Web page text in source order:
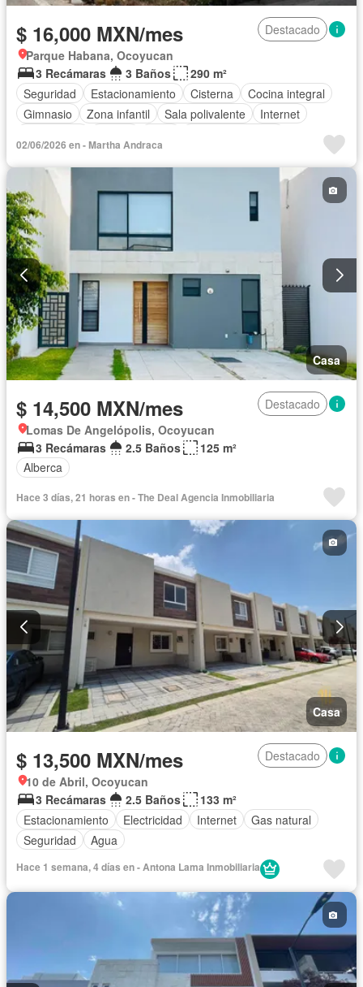
$ 16,000 MXN/mes
Destacado
Parque Habana, Ocoyucan
3 Recámaras
3 Baños
290 m²
Seguridad
Estacionamiento Cisterna
Cocina integral
Gimnasio
Zona infantil Sala polivalente
Internet
Caseta de vigilancia
Permite mascotas
02/06/2026 en - Martha Andraca
Casa
$ 14,500 MXN/mes
Destacado
Lomas De Angelópolis, Ocoyucan
3 Recámaras
2.5 Baños
125 m²
Alberca
Hace 3 días, 21 horas en - The Deal Agencia Inmobiliaria
Casa
$ 13,500 MXN/mes
Destacado
10 de Abril, Ocoyucan
3 Recámaras
2.5 Baños
133 m²
Estacionamiento
Electricidad Internet
Gas natural
Seguridad
Agua
Hace 1 semana, 4 días en - Antona Lama Inmobiliaria